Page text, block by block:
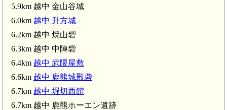
5.9km 越中 金山谷城
6.0km 越中 升方城
6.2km 越中 焼山砦
6.3km 越中 中陣砦
6.4km 越中 武隈屋敷
6.6km 越中 鹿熊城殿砦
6.7km 越中 堀切西館
6.7km 越中 鹿熊ホーエン遺跡